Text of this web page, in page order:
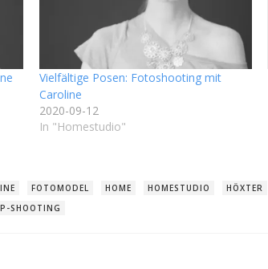
Vielfältige Posen: Fotoshooting mit
Caroline
2020-09-12
In "Homestudio"
FOTOMODEL HOME HOMESTUDIO HÖXTER
SHOOTING